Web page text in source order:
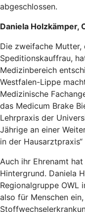
abgeschlossen.
Daniela Holzkämper,
Die zweifache
Speditionskauffrau,
Medizinbereich
Westfalen-Lippe
Medizinische
das Medicum Brake
Lehrpraxis der
Jährige an einer
in der Hausarztpraxis“
Auch ihr Ehrenamt
Hintergrund. Daniela
Regionalgruppe OWL
also für Menschen